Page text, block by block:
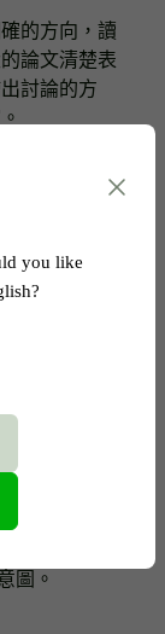
的方向，讀
論文清楚表
討論的方
心概念。
圖。
you like